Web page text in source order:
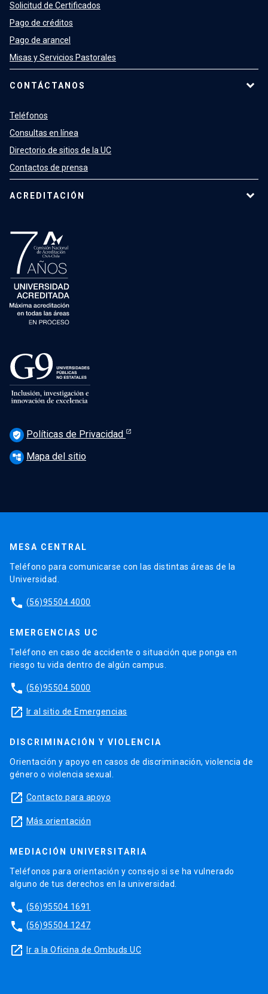
Solicitud de Certificados
Pago de créditos
Pago de arancel
Misas y Servicios Pastorales
CONTÁCTANOS
Teléfonos
Consultas en línea
Directorio de sitios de la UC
Contactos de prensa
ACREDITACIÓN
verified_user Políticas de Privacidad
account_tree Mapa del sitio
MESA CENTRAL
Teléfono para comunicarse con las distintas áreas de la
Universidad.
phone (56)95504 4000
EMERGENCIAS UC
Teléfono en caso de accidente o situación que ponga en
riesgo tu vida dentro de algún campus.
phone (56)95504 5000
launch Ir al sitio de Emergencias
DISCRIMINACIÓN Y VIOLENCIA
Orientación y apoyo en casos de discriminación, violencia de
género o violencia sexual.
launch Contacto para apoyo
launch Más orientación
MEDIACIÓN UNIVERSITARIA
Teléfonos para orientación y consejo si se ha vulnerado
alguno de tus derechos en la universidad.
phone (56)95504 1691
phone (56)95504 1247
launch Ir a la Oficina de Ombuds UC